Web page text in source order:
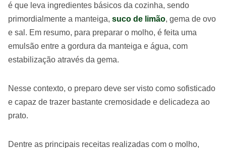
é que leva ingredientes básicos da cozinha, sendo
primordialmente a manteiga, suco de limão, gema de ovo
e sal. Em resumo, para preparar o molho, é feita uma
emulsão entre a gordura da manteiga e água, com
estabilização através da gema.
Nesse contexto, o preparo deve ser visto como sofisticado
e capaz de trazer bastante cremosidade e delicadeza ao
prato.
Dentre as principais receitas realizadas com o molho,